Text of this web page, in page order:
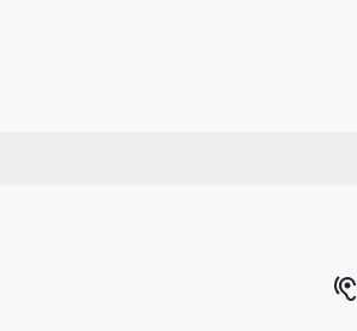
hearing